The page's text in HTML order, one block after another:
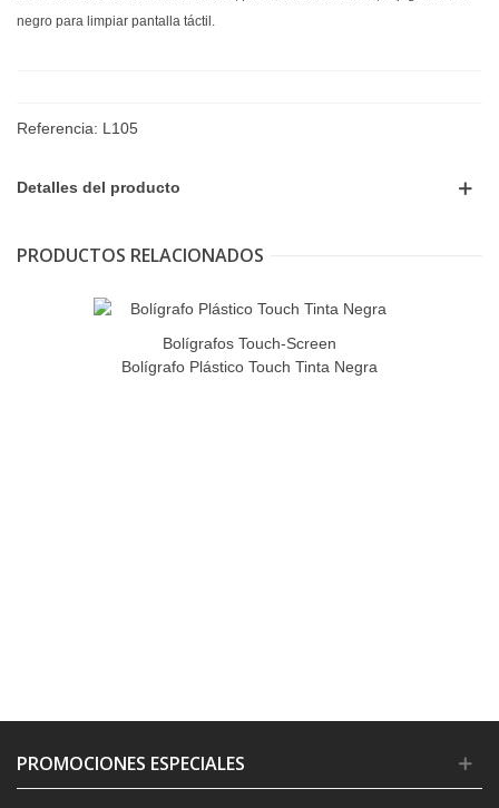
negro para limpiar pantalla táctil.
Referencia: L105
Detalles del producto
PRODUCTOS RELACIONADOS
Bolígrafos Touch-Screen
Bolígrafo Plástico Touch Tinta Negra
PROMOCIONES ESPECIALES